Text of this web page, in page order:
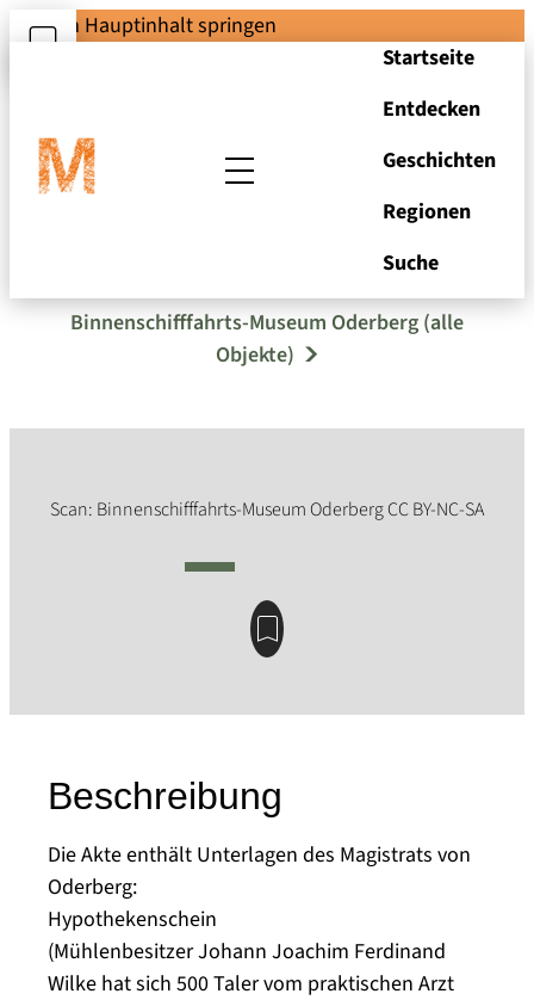
Zum Hauptinhalt springen
Startseite
Entdecken
Geschichten
Regionen
Suche
Binnenschifffahrts-Museum Oderberg (alle
Objekte)
Beschreibung
Die Akte enthält Unterlagen des Magistrats von
Oderberg:
Hypothekenschein
(Mühlenbesitzer Johann Joachim Ferdinand
Wilke hat sich 500 Taler vom praktischen Arzt